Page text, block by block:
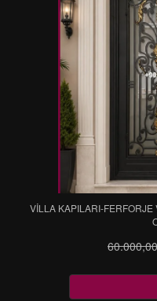
VİLLA KAPILARI-